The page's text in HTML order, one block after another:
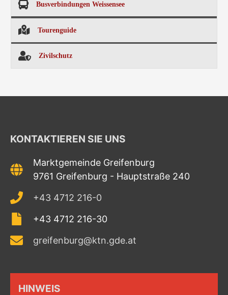
Busverbindungen Weissensee
Tourenguide
Zivilschutz
KONTAKTIEREN SIE UNS
Marktgemeinde Greifenburg
9761 Greifenburg - Hauptstraße 240
+43 4712 216-0
+43 4712 216-30
greifenburg@ktn.gde.at
HINWEIS